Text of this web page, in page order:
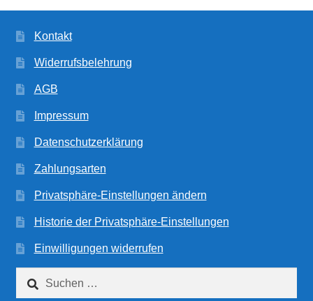
Kontakt
Widerrufsbelehrung
AGB
Impressum
Datenschutzerklärung
Zahlungsarten
Privatsphäre-Einstellungen ändern
Historie der Privatsphäre-Einstellungen
Einwilligungen widerrufen
nach: